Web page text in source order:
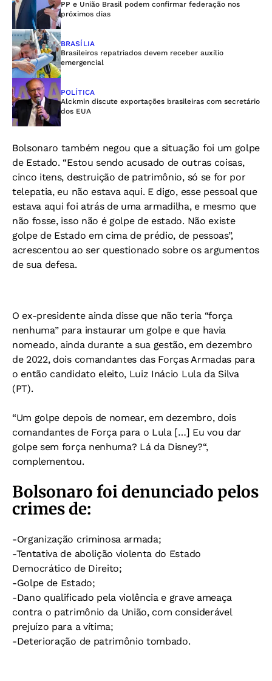
PP e União Brasil podem confirmar federação nos
próximos dias
BRASÍLIA
Brasileiros repatriados devem receber auxílio
emergencial
POLÍTICA
Alckmin discute exportações brasileiras com secretário
dos EUA
Bolsonaro também negou que a situação foi um golpe
de Estado. “Estou sendo acusado de outras coisas,
cinco itens, destruição de patrimônio, só se for por
telepatia, eu não estava aqui. E digo, esse pessoal que
estava aqui foi atrás de uma armadilha, e mesmo que
não fosse, isso não é golpe de estado. Não existe
golpe de Estado em cima de prédio, de pessoas”,
acrescentou ao ser questionado sobre os argumentos
de sua defesa.
O ex-presidente ainda disse que não teria “força
nenhuma” para instaurar um golpe e que havia
nomeado, ainda durante a sua gestão, em dezembro
de 2022, dois comandantes das Forças Armadas para
o então candidato eleito, Luiz Inácio Lula da Silva
(PT).
“Um golpe depois de nomear, em dezembro, dois
comandantes de Força para o Lula […] Eu vou dar
golpe sem força nenhuma? Lá da Disney?“,
complementou.
Bolsonaro foi denunciado pelos
crimes de:
-Organização criminosa armada;
-Tentativa de abolição violenta do Estado
Democrático de Direito;
-Golpe de Estado;
-Dano qualificado pela violência e grave ameaça
contra o patrimônio da União, com considerável
prejuízo para a vítima;
-Deterioração de patrimônio tombado.